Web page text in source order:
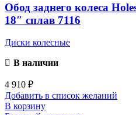
Обод заднего колеса
18″ сплав 7116
Диски колесные
В наличии
4 910 ₽
Добавить в список желаний
В корзину